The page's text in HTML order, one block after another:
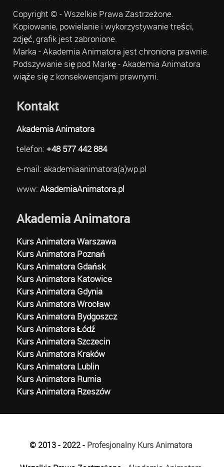
Copyright © - Wszelkie Prawa Zastrzeżone.
Kopiowanie, powielanie i wykorzystywanie treści,
zdjęć, grafik jest zabronione.
Marka - Akademia Animatora jest chroniona prawnie.
Podszywanie się pod Markę - Akademia Animatora
wiąże się z konsekwencjami prawnymi.
Kontakt
Akademia Animatora
telefon: +48 577 442 884
e-mail: akademiaanimatora(a)wp.pl
www: AkademiaAnimatora.pl
Akademia Animatora
Kurs Animatora Warszawa
Kurs Animatora Poznań
Kurs Animatora Gdańsk
Kurs Animatora Katowice
Kurs Animatora Gdynia
Kurs Animatora Wrocław
Kurs Animatora Bydgoszcz
Kurs Animatora Łódź
Kurs Animatora Szczecin
Kurs Animatora Kraków
Kurs Animatora Lublin
Kurs Animatora Rumia
Kurs Animatora Rzeszów
© 2013 - 2022 - Profesjonalny Kurs Animatora